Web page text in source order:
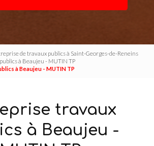
de travaux publics à Saint-Georges-de-Reneins
à Beaujeu - MUTIN TP
à Beaujeu - MUTIN TP
travaux
à Beaujeu -